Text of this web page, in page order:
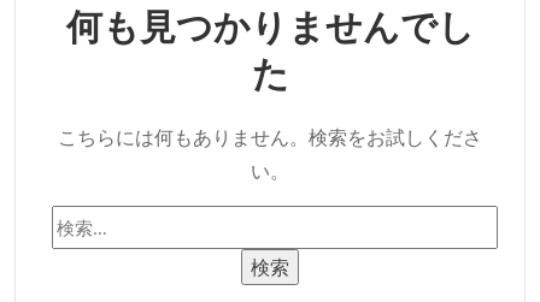
何も見つかりませんでし
た
こちらには何もありません。検索をお試しくださ
い。
索: